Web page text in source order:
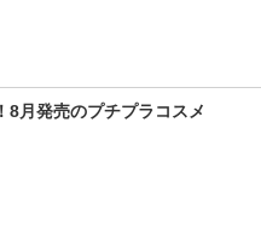
8月発売のプチプラコスメ